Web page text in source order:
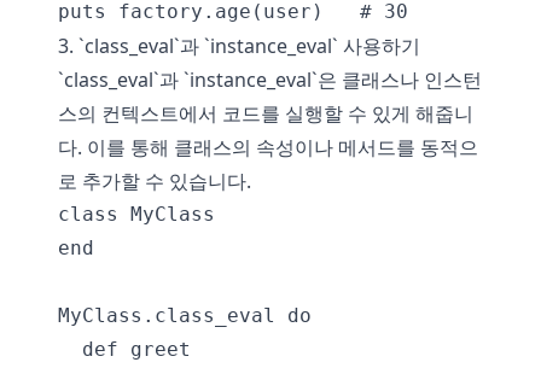
3. `class_eval`과 `instance_eval` 사용하기
`class_eval`과 `instance_eval`은 클래스나 인스턴
스의 컨텍스트에서 코드를 실행할 수 있게 해줍니
다. 이를 통해 클래스의 속성이나 메서드를 동적으
로 추가할 수 있습니다.
class MyClass
end
MyClass.class_eval do
  def greet